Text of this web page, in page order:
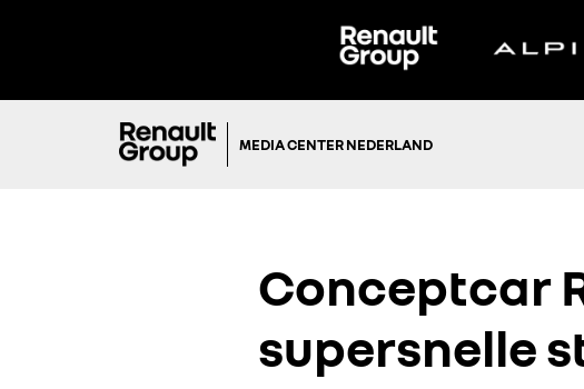
MEDIA CENTER NEDERLAND
Conceptcar
supersnelle